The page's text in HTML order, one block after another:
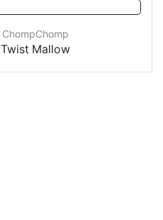
ChompChomp
Twist Mallow